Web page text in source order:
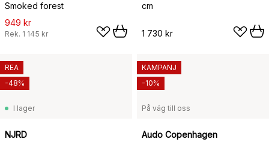
Smoked forest
949 kr
Rek. 1 145 kr
cm
1 730 kr
I lager
NJRD
REA
-48%
På väg till oss
Audo Copenhagen
KAMPANJ
-10%